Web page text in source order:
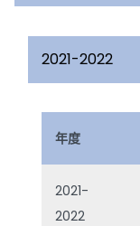
2021-2022
年度
2021-
2022